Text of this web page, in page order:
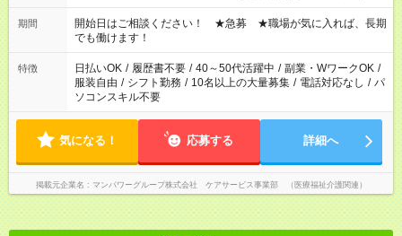
場合、他のお仕事と合わせ週40時間超の就業はご案内できませ
ん ※法令に基づき、週20時間以上勤務は社会保険への加入対象
となります ※労働者派遣法（日雇い派遣の原則禁止）により、
短時間・短期間の就業はご案内が難しい場合があります
期間
開始日はご相談ください！ ★急募 ★職場が気に入れば、長期
でも働けます！
特徴 日払いOK / 履歴書不要 / 40～50代活躍中 / 副業・WワークOK /
服装自由 / シフト勤務 / 10名以上の大量募集 / 電話対応なし / パ
ソコンスキル不要
気になる！ 応募する 詳細へ
掲載元企業名 マンパワーグループ株式会社 ケアサービス事業部 （医療福祉介護関連）